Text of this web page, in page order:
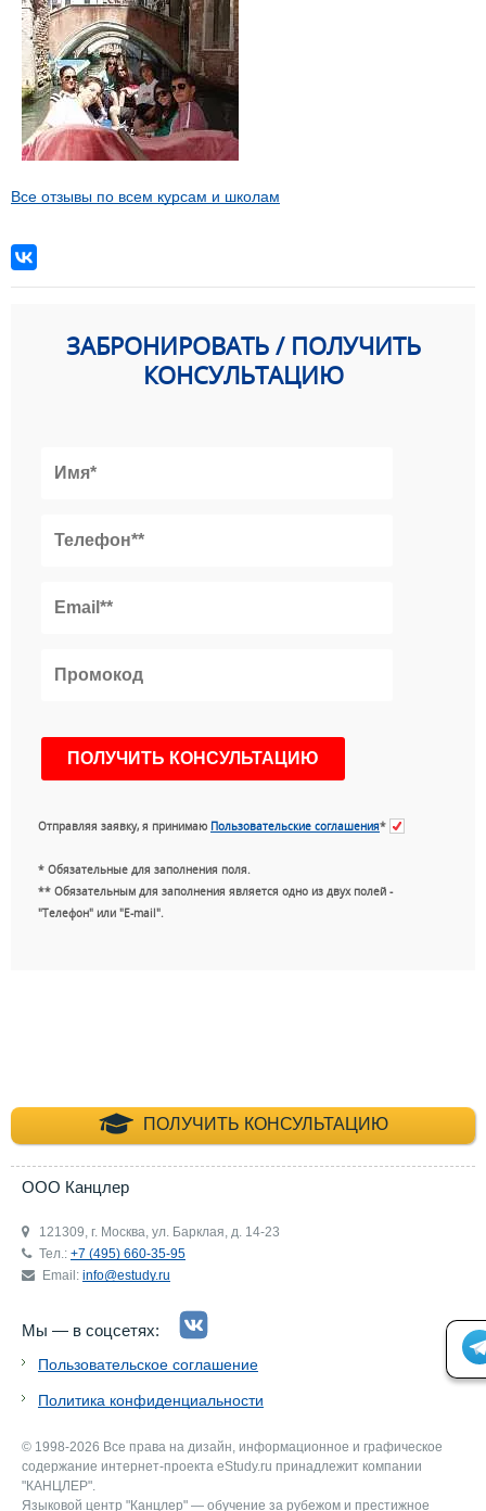
Все отзывы по всем курсам и школам
ЗАБРОНИРОВАТЬ / ПОЛУЧИТЬ
КОНСУЛЬТАЦИЮ
Отправляя заявку, я принимаю Пользовательские соглашения*
* Обязательные для заполнения поля.
** Обязательным для заполнения является одно из двух полей -
"Телефон" или "E-mail".
ПОЛУЧИТЬ КОНСУЛЬТАЦИЮ
+7 (495) 660-35-
ООО Канцлер
121309, г. Москва, ул. Барклая, д. 14-23
Тел.: +7 (495) 660-35-95
Email: info@estudy.ru
Мы — в соцсетях:
Пользовательское соглашение
Политика конфиденциальности
© 1998-2026 Все права на дизайн, информационное и графическое
содержание интернет-проекта eStudy.ru принадлежит компании
"КАНЦЛЕР".
Языковой центр "Канцлер" — обучение за рубежом и престижное